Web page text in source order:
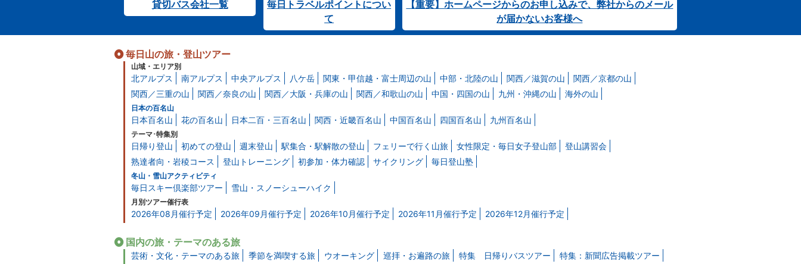
貸切バス会社一覧
毎日トラベルポイントについ
て
【重要】ホームページからのお申し込みで、弊社からのメール
が届かないお客様へ
毎日山の旅・登山ツアー
山域・エリア別
北アルプス 南アルプス 中央アルプス 八ケ岳 関東・甲信越・富士周辺の山 中部・北陸の山 関西／滋賀の山
関西／京都の山
関西／三重の山
関西／奈良の山 関西／大阪・兵庫の山 関西／和歌山の山 中国・四国の山 九州・沖縄の山 海外の山
日本の百名山
日本百名山 花の百名山 日本二百・三百名山 関西・近畿百名山 中国百名山 四国百名山 九州百名山
テーマ･特集別
日帰り登山 初めての登山 週末登山 駅集合・駅解散の登山 フェリーで行く山旅 女性限定・毎日女子登山部
登山講習会
熟達者向・岩稜コース
登山トレーニング 初参加・体力確認 サイクリング 毎日登山塾
冬山・雪山アクティビティ
毎日スキー倶楽部ツアー 雪山・スノーシューハイク
月別ツアー催行表
2026年08月催行予定 2026年09月催行予定 2026年10月催行予定 2026年11月催行予定 2026年12月催行予定
国内の旅・テーマのある旅
芸術・文化・テーマのある旅 季節を満喫する旅 ウオーキング 巡拝・お遍路の旅 特集 日帰りバスツアー 特集：新聞広告掲載ツアー